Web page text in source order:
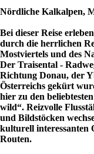
Nördliche Kalkalpen,
Bei dieser Reise
durch die herrlichen
Mostviertels und des
Der Traisental -
Richtung Donau, der
Österreichs gekürt
hier zu den
wild“. Reizvolle
und Bildstöcken
kulturell interessanten
Routen.